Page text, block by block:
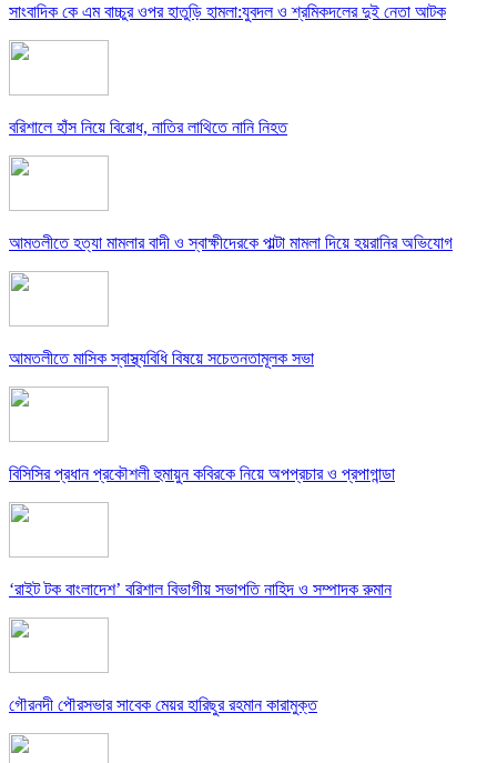
সাংবাদিক কে এম বাচ্চুর ওপর হাতুড়ি হামলা:যুবদল ও শ্রমিকদলের দুই নেতা আটক
বরিশালে হাঁস নিয়ে বিরোধ, নাতির লাথিতে নানি নিহত
আমতলীতে হত্যা মামলার বাদী ও স্বাক্ষীদেরকে পাল্টা মামলা দিয়ে হয়রানির অভিযোগ
আমতলীতে মাসিক স্বাস্থ্যবিধি বিষয়ে সচেতনতামূলক সভা
বিসিসির প্রধান প্রকৌশলী হুমায়ুন কবিরকে নিয়ে অপপ্রচার ও প্রপাগান্ডা
‘রাইট টক বাংলাদেশ’ বরিশাল বিভাগীয় সভাপতি নাহিদ ও সম্পাদক রুমান
গৌরনদী পৌরসভার সাবেক মেয়র হারিছুর রহমান কারামুক্ত